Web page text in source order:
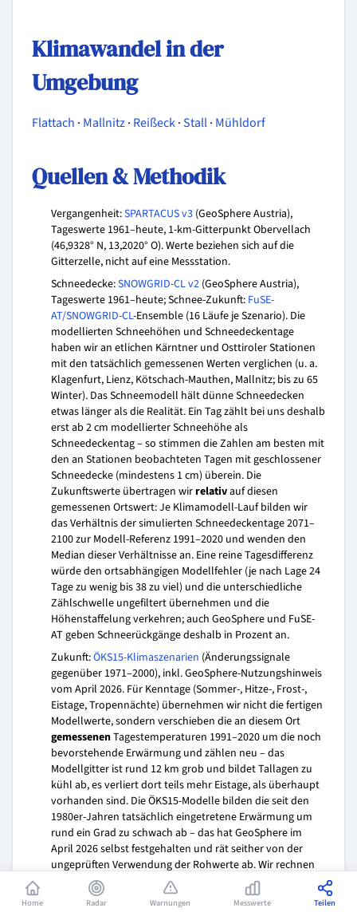
Klimawandel in der
Umgebung
Flattach · Mallnitz· Reißeck·Stall· Mühldorf
Quellen & Methodik
Vergangenheit:SPARTACUS v3 (GeoSphere Austria),
Tageswerte 1961–heute, 1-km-Gitterpunkt Obervellach
(46,9328° N, 13,2020° O). Werte beziehen sich auf die
Gitterzelle, nicht auf eine Messstation.
Schneedecke:SNOWGRID-CL v2 (GeoSphere Austria),
Tageswerte 1961–heute; Schnee-Zukunft: FuSE-
AT/SNOWGRID-CL-Ensemble (16 Läufe je Szenario). Die
modellierten Schneehöhen und Schneedeckentage
haben wir an etlichen Kärntner und Osttiroler Stationen
mit den tatsächlich gemessenen Werten verglichen (u. a.
Klagenfurt, Lienz, Kötschach-Mauthen, Mallnitz; bis zu 65
Winter). Das Schneemodell hält dünne Schneedecken
etwas länger als die Realität. Ein Tag zählt bei uns deshalb
erst ab 2 cm modellierter Schneehöhe als
Schneedeckentag – so stimmen die Zahlen am besten mit
den an Stationen beobachteten Tagen mit geschlossener
Schneedecke (mindestens 1 cm) überein. Die
Zukunftswerte übertragen wirrelativauf diesen
gemessenen Ortswert: Je Klimamodell-Lauf bilden wir
das Verhältnis der simulierten Schneedeckentage 2071–
2100 zur Modell-Referenz 1991–2020 und wenden den
Median dieser Verhältnisse an. Eine reine Tagesdifferenz
würde den ortsabhängigen Modellfehler (je nach Lage 24
Tage zu wenig bis 38 zu viel) und die unterschiedliche
Zählschwelle ungefiltert übernehmen und die
Höhenstaffelung verkehren; auch GeoSphere und FuSE-
AT geben Schneerückgänge deshalb in Prozent an.
Zukunft:ÖKS15-Klimaszenarien (Änderungssignale
gegenüber 1971–2000), inkl. GeoSphere-Nutzungshinweis
vom April 2026. Für Kenntage (Sommer-, Hitze-, Frost-,
Eistage, Tropennächte) übernehmen wir nicht die fertigen
Modellwerte, sondern verschieben die an diesem Ort
gemessenenTagestemperaturen 1991–2020 um die noch
bevorstehende Erwärmung und zählen neu – das
Modellgitter ist rund 12 km grob und bildet Tallagen zu
kühl ab, es verliert dort teils mehr Eistage, als überhaupt
vorhanden sind. Die ÖKS15-Modelle bilden die seit den
1980er-Jahren tatsächlich eingetretene Erwärmung um
rund ein Grad zu schwach ab – das hat GeoSphere im
April 2026 selbst festgehalten und rät seither von der
ungeprüften Verwendung der Rohwerte ab. Wir rechnen
deshalb mit dem Modellsignal zuzüglich dieses
dokumentierten Rückstands und ziehen davon die an
Home Radar Warnungen Messwerte Teilen